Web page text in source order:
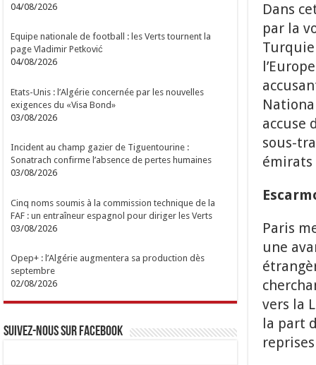
Dans
par la
accuse
sous-
émirats
Paris
une
vers la
la part
04/08/2026
Equipe nationale de football : les Verts tournent la
page Vladimir Petković
04/08/2026
Etats-Unis : l’Algérie concernée par les nouvelles
exigences du «Visa Bond»
03/08/2026
Incident au champ gazier de Tiguentourine :
Sonatrach confirme l’absence de pertes humaines
03/08/2026
Cinq noms soumis à la commission technique de la
FAF : un entraîneur espagnol pour diriger les Verts
03/08/2026
Opep+ : l’Algérie augmentera sa production dès
septembre
02/08/2026
Suivez-nous sur Facebook